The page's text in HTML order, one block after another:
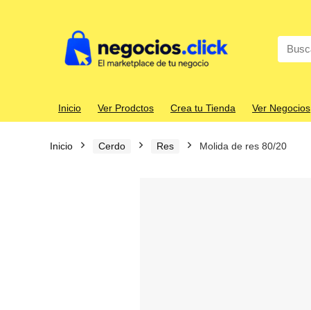
Search
for:
Inicio Ver Prodctos Crea tu Tienda Ver Negocios
Inicio Cerdo Res Molida de res 80/20